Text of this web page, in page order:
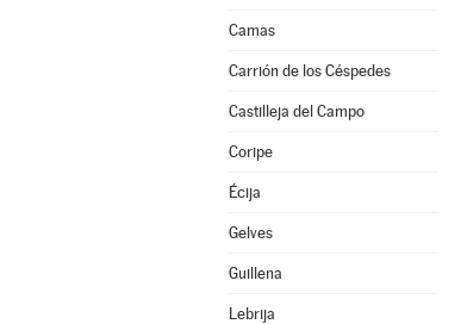
Camas
Carrión de los Céspedes
Castilleja del Campo
Coripe
Écija
Gelves
Guillena
Lebrija